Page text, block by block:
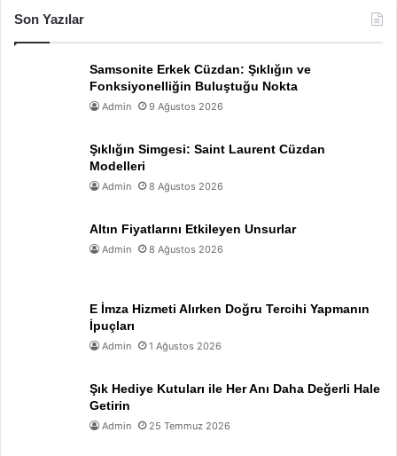
Son Yazılar
Samsonite Erkek Cüzdan: Şıklığın ve
Fonksiyonelliğin Buluştuğu Nokta
Admin 9 Ağustos 2026
Şıklığın Simgesi: Saint Laurent Cüzdan
Modelleri
Admin 8 Ağustos 2026
Altın Fiyatlarını Etkileyen Unsurlar
Admin 8 Ağustos 2026
E İmza Hizmeti Alırken Doğru Tercihi Yapmanın
İpuçları
Admin 1 Ağustos 2026
Şık Hediye Kutuları ile Her Anı Daha Değerli Hale
Getirin
Admin 25 Temmuz 2026